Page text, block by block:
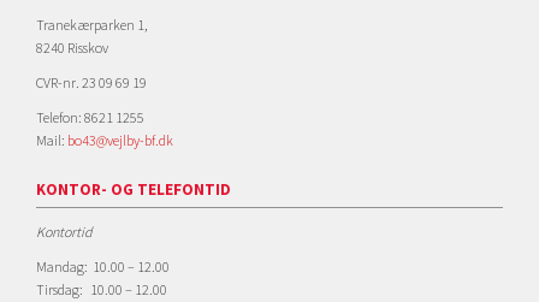
Tranekærparken 1,
8240 Risskov
CVR-nr. 23 09 69 19
Telefon: 8621 1255
Mail: bo43@vejlby-bf.dk
KONTOR- OG TELEFONTID
Kontortid
Mandag: 10.00 – 12.00
Tirsdag: 10.00 – 12.00